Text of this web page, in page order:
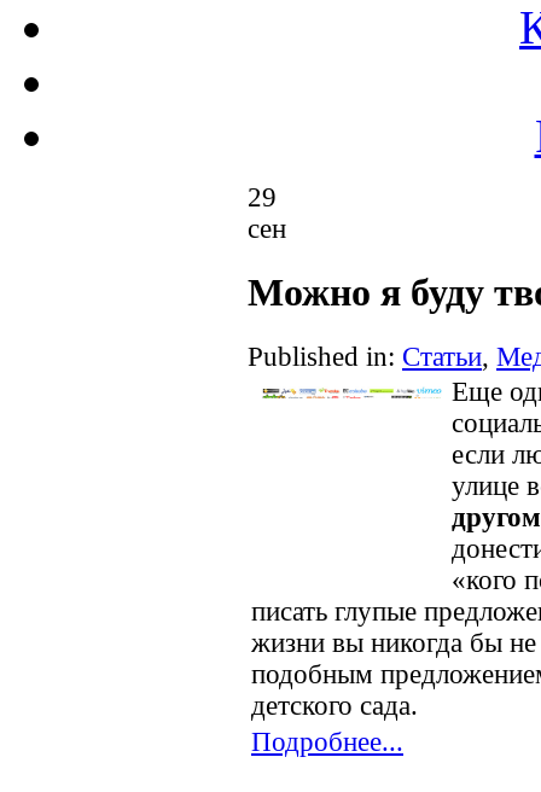
29
сен
Можно я буду
Published in: Статьи,
Еще
если
улице
«кого
писать глупые
жизни вы никогда бы
подобным
детского сада.
Подробнее...